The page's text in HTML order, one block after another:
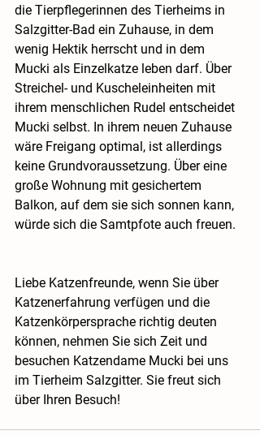
die Tierpflegerinnen des Tierheims in
Salzgitter-Bad ein Zuhause, in dem
wenig Hektik herrscht und in dem
Mucki als Einzelkatze leben darf. Über
Streichel- und Kuscheleinheiten mit
ihrem menschlichen Rudel entscheidet
Mucki selbst. In ihrem neuen Zuhause
wäre Freigang optimal, ist allerdings
keine Grundvoraussetzung. Über eine
große Wohnung mit gesichertem
Balkon, auf dem sie sich sonnen kann,
würde sich die Samtpfote auch freuen.
Liebe Katzenfreunde, wenn Sie über
Katzenerfahrung verfügen und die
Katzenkörpersprache richtig deuten
können, nehmen Sie sich Zeit und
besuchen Katzendame Mucki bei uns
im Tierheim Salzgitter. Sie freut sich
über Ihren Besuch!